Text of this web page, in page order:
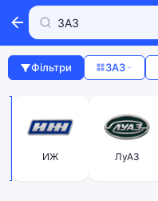
Фільтри ЗАЗ
ИЖ ЛуАЗ